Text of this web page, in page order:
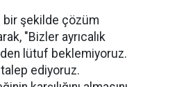
bir şekilde çözüm
"Bizler ayrıcalık
lütuf beklemiyoruz.
talep ediyoruz.